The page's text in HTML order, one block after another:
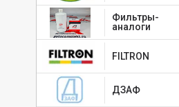
Фильтры-
аналоги
FILTRON
ДЗАФ